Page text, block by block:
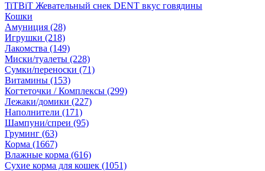
TiTBiT Жевательный снек DENT вкус говядины
Кошки
Амуниция (28)
Игрушки (218)
Лакомства (149)
Миски/туалеты (228)
Сумки/переноски (71)
Витамины (153)
Когтеточки / Комплексы (299)
Лежаки/домики (227)
Наполнители (171)
Шампуни/спреи (95)
Груминг (63)
Корма (1667)
Влажные корма (616)
Сухие корма для кошек (1051)